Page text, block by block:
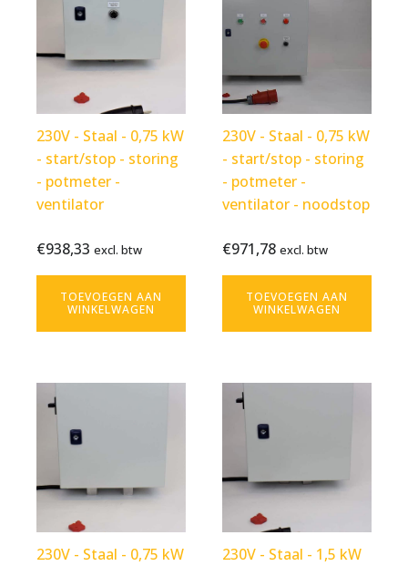
230V - Staal - 0,75 kW
- start/stop - storing
- potmeter -
ventilator
excl. btw
Bekijk
product
€938,33 excl. btw
TOEVOEGEN AAN
WINKELWAGEN
230V - Staal - 0,75 kW
- start/stop - storing
- potmeter -
ventilator - noodstop
excl. btw
Bekijk
product
€971,78 excl. btw
TOEVOEGEN AAN
WINKELWAGEN
230V - Staal - 0,75 kW
230V - Staal - 1,5 kW